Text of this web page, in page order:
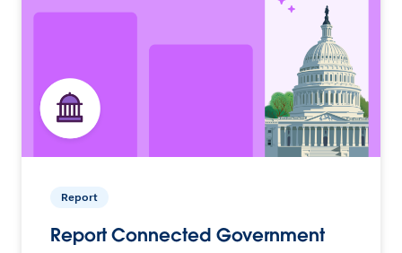
Report
Report Connected Government